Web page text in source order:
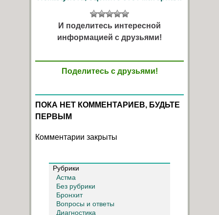
И поделитесь интересной
информацией с друзьями!
Поделитесь с друзьями!
ПОКА НЕТ КОММЕНТАРИЕВ, БУДЬТЕ
ПЕРВЫМ
Комментарии закрыты
Рубрики
Астма
Без рубрики
Бронхит
Вопросы и ответы
Диагностика